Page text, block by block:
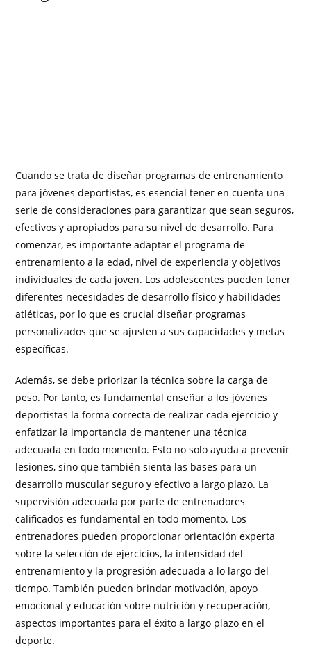
Cuando se trata de diseñar programas de entrenamiento
para jóvenes deportistas, es esencial tener en cuenta una
serie de consideraciones para garantizar que sean seguros,
efectivos y apropiados para su nivel de desarrollo. Para
comenzar, es importante adaptar el programa de
entrenamiento a la edad, nivel de experiencia y objetivos
individuales de cada joven. Los adolescentes pueden tener
diferentes necesidades de desarrollo físico y habilidades
atléticas, por lo que es crucial diseñar programas
personalizados que se ajusten a sus capacidades y metas
específicas.
Además, se debe priorizar la técnica sobre la carga de
peso. Por tanto, es fundamental enseñar a los jóvenes
deportistas la forma correcta de realizar cada ejercicio y
enfatizar la importancia de mantener una técnica
adecuada en todo momento. Esto no solo ayuda a prevenir
lesiones, sino que también sienta las bases para un
desarrollo muscular seguro y efectivo a largo plazo. La
supervisión adecuada por parte de entrenadores
calificados es fundamental en todo momento. Los
entrenadores pueden proporcionar orientación experta
sobre la selección de ejercicios, la intensidad del
entrenamiento y la progresión adecuada a lo largo del
tiempo. También pueden brindar motivación, apoyo
emocional y educación sobre nutrición y recuperación,
aspectos importantes para el éxito a largo plazo en el
deporte.